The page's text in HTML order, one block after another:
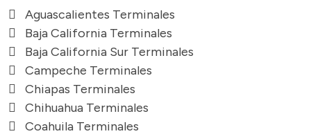
Aguascalientes Terminales
Baja California Terminales
Baja California Sur Terminales
Campeche Terminales
Chiapas Terminales
Chihuahua Terminales
Coahuila Terminales